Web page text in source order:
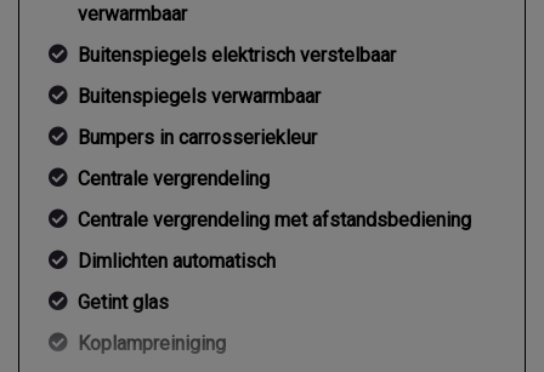
verwarmbaar
Buitenspiegels elektrisch verstelbaar
Buitenspiegels verwarmbaar
Bumpers in carrosseriekleur
Centrale vergrendeling
Centrale vergrendeling met afstandsbediening
Dimlichten automatisch
Getint glas
Koplampreiniging